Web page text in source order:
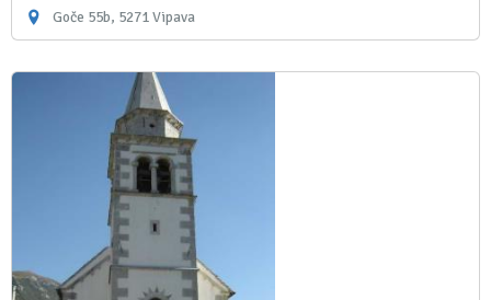
Goče 55b, 5271 Vipava